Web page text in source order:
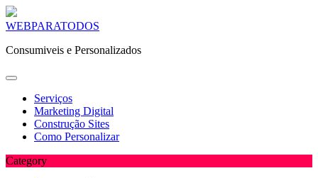
Skip
content
WEBPARATODOS
Consumiveis e Personalizados
Serviços
Marketing Digital
Construção Sites
Como Personalizar
Category